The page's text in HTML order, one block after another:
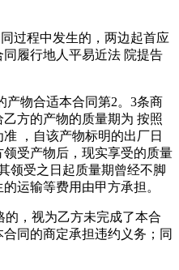
程中发生的，两边起首应
履行地人平易近法 院提告
物合适本合同第2。3条商
方的产物的质量期为 按照
，自该产物标明的出厂日
受产物后，现实享受的质量
领受之日起质量期曾经不脚
运输等费用由甲方承担。
，视为乙方未完成了本合
同的商定承担违约义务；同